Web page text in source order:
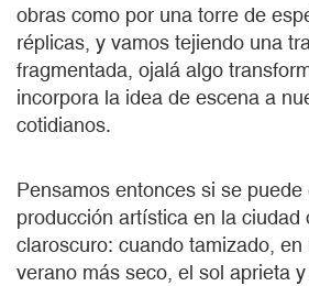
obras como por una torre de
réplicas, y vamos tejiendo una
fragmentada, ojalá algo
incorpora la idea de escena a
cotidianos.
Pensamos entonces si se puede
producción artística en la ciudad
claroscuro: cuando tamizado,
verano más seco, el sol aprieta